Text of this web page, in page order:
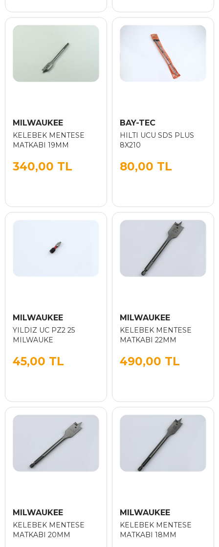
MILWAUKEE
KELEBEK MENTESE
MATKABI 19MM
340,00 TL
BAY-TEC
HILTI UCU SDS PLUS
8X210
80,00 TL
MILWAUKEE
YILDIZ UC PZ2 25
MILWAUKE
45,00 TL
MILWAUKEE
KELEBEK MENTESE
MATKABI 22MM
490,00 TL
MILWAUKEE
KELEBEK MENTESE
MATKABI 20MM
MILWAUKEE
KELEBEK MENTESE
MATKABI 18MM